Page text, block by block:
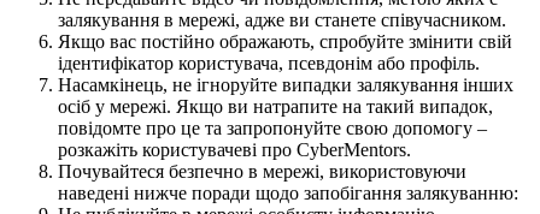
залякування в мережі, адже ви станете співучасником.
Якщо вас постійно ображають, спробуйте змінити свій
ідентифікатор користувача, псевдонім або профіль.
Насамкінець, не ігноруйте випадки залякування інших
осіб у мережі. Якщо ви натрапите на такий випадок,
повідомте про це та запропонуйте свою допомогу –
розкажіть користувачеві про CyberMentors.
Почувайтеся безпечно в мережі, використовуючи
наведені нижче поради щодо запобігання залякуванню: